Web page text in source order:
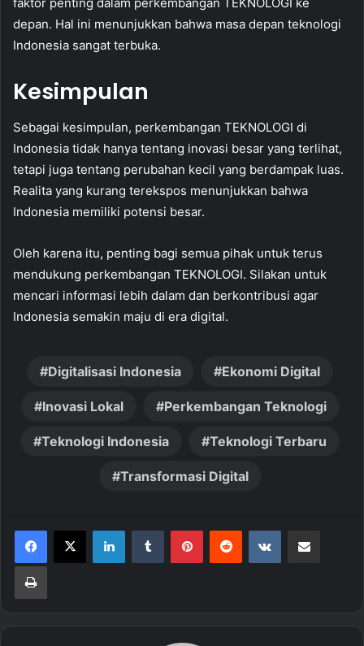
depan. Hal ini menunjukkan bahwa masa depan teknologi
Indonesia sangat terbuka.
Kesimpulan
Sebagai kesimpulan, perkembangan TEKNOLOGI di
Indonesia tidak hanya tentang inovasi besar yang terlihat,
tetapi juga tentang perubahan kecil yang berdampak luas.
Realita yang kurang terekspos menunjukkan bahwa
Indonesia memiliki potensi besar.
Oleh karena itu, penting bagi semua pihak untuk terus
mendukung perkembangan TEKNOLOGI. Silakan untuk
mencari informasi lebih dalam dan berkontribusi agar
Indonesia semakin maju di era digital.
Digitalisasi Indonesia Ekonomi Digital
Inovasi Lokal Perkembangan Teknologi
Teknologi Indonesia Teknologi Terbaru
Transformasi Digital
LinkedInTumblr PinterestReddit VKontakte
Print